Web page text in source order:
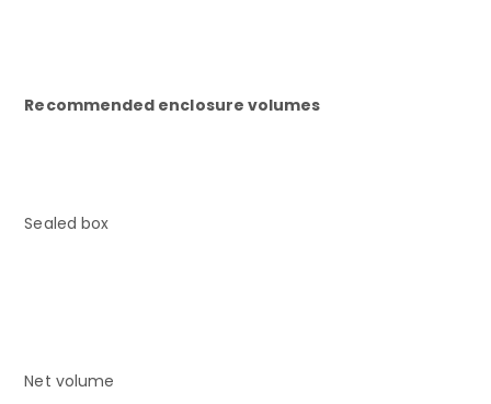
Recommended enclosure volumes
Sealed box
Net volume